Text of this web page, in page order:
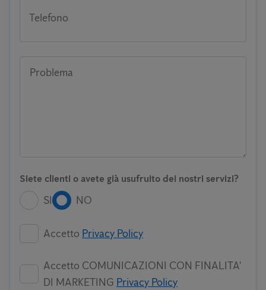
Telefono
Problema
Siete clienti o avete già usufruito dei nostri servizi?
SI NO
Accetto Privacy Policy
Accetto COMUNICAZIONI CON FINALITA'
DI MARKETING Privacy Policy